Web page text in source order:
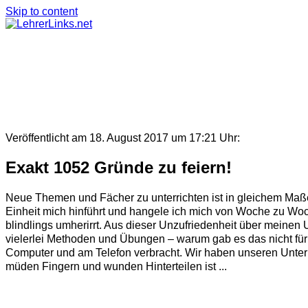
Skip to content
Veröffentlicht am 18. August 2017 um 17:21 Uhr:
Exakt 1052 Gründe zu feiern!
Neue Themen und Fächer zu unterrichten ist in gleichem
Einheit mich hinführt und hangele ich mich von Woche zu
blindlings umherirrt. Aus dieser Unzufriedenheit über
vielerlei Methoden und Übungen – warum gab es das nicht
Computer und am Telefon verbracht. Wir haben unseren
müden Fingern und wunden Hinterteilen ist ...